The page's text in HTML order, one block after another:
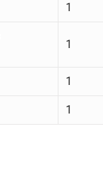
1
1
1
1